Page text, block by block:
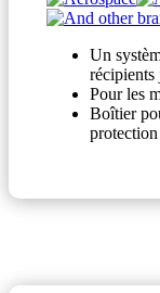
Un
récipients
Pour les
Boîtier
protection